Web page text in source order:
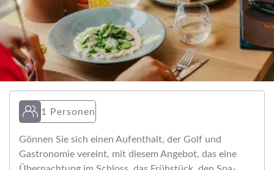
1 Personen
Gönnen Sie sich einen Aufenthalt, der Golf und
Gastronomie vereint, mit diesem Angebot, das eine